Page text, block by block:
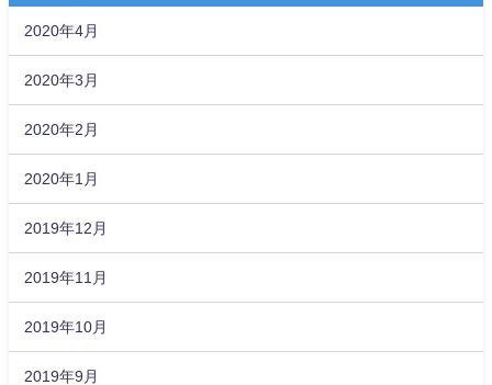
2020年4月
2020年3月
2020年2月
2020年1月
2019年12月
2019年11月
2019年10月
2019年9月